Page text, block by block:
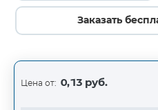
Заказать
Цена от: 0,13 руб.